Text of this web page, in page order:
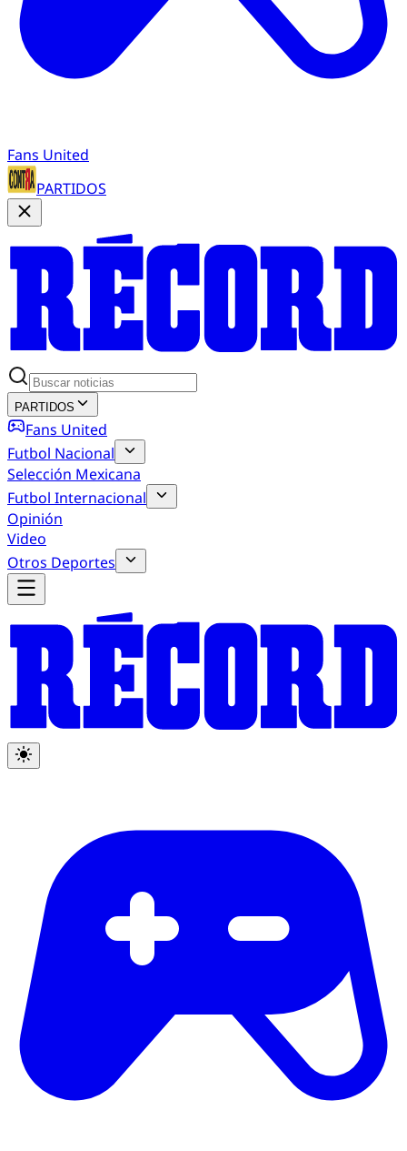
Fans United
PARTIDOS
PARTIDOS
Fans United
Futbol Nacional
Selección Mexicana
Futbol Internacional
Opinión
Video
Otros Deportes